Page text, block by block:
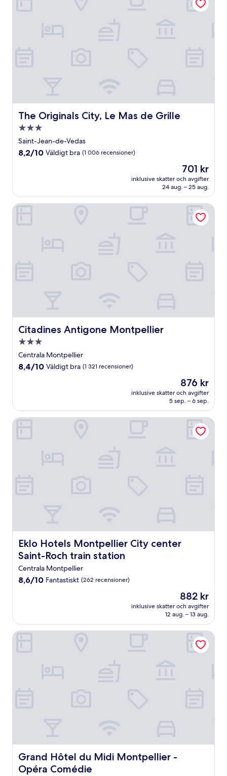
The Originals City, Le Mas de Grille
The Originals City, Le Mas de Grille
3.0-
stjärnigt
boende
Saint-Jean-de-Vedas
8.2
(1 006 recensioner)
8,2/10 Väldigt bra (1 006 recensioner)
Priset
är
701 kr
701 kr
inklusive skatter och avgifter
24 aug. – 25 aug.
Citadines Antigone Montpellier
Citadines Antigone Montpellier
3.0-
stjärnigt
boende
Centrala Montpellier
8.4
(1 321 recensioner)
8,4/10 Väldigt bra (1 321 recensioner)
Priset
är
876 kr
876 kr
inklusive skatter och avgifter
5 sep. – 6 sep.
Citadines Antigone Montpellier
Eklo Hotels Montpellier City center
Saint-Roch train station
Eklo Hotels Montpellier City center Saint-Roch train
Centrala Montpellier
8.6
8,6/10 Fantastiskt (262 recensioner)
Priset
är
882 kr
882 kr
inklusive skatter och avgifter
12 aug. – 13 aug.
Eklo Hotels Montpellier City center Saint-Roch train
Grand Hôtel du Midi Montpellier -
Opéra Comédie
Grand Hôtel du Midi Montpellier - Opéra Comédie
Grand Hôtel du Midi Montpellier - Opéra Comédie